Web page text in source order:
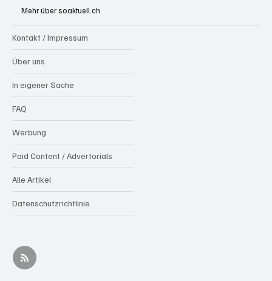
gesucht)
Mehr über soaktuell.ch
Kontakt / Impressum
Über uns
In eigener Sache
FAQ
Werbung
Paid Content / Advertorials
Alle Artikel
Datenschutzrichtlinie